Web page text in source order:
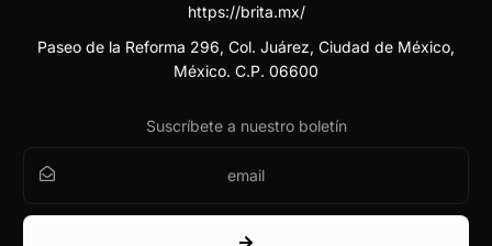
https://brita.mx/
Paseo de la Reforma 296, Col. Juárez, Ciudad de México,
México. C.P. 06600
Suscríbete a nuestro boletín